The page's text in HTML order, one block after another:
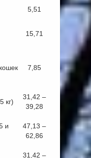
5,51
15,71
7,85
кг)
31,42 –
39,28
и
47,13 –
62,86
31,42 –